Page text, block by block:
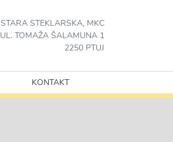
STARA STEKLARSKA, MKC
UL. TOMAŽA ŠALAMUNA 1
2250 PTUJ
KONTAKT